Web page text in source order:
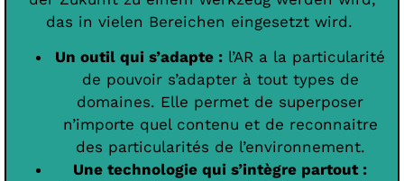
das in vielen Bereichen eingesetzt wird.
Un outil qui s’adapte : l’AR a la particularité
de pouvoir s’adapter à tout types de
domaines. Elle permet de superposer
n’importe quel contenu et de reconnaitre
des particularités de l’environnement.
Une technologie qui s’intègre partout :